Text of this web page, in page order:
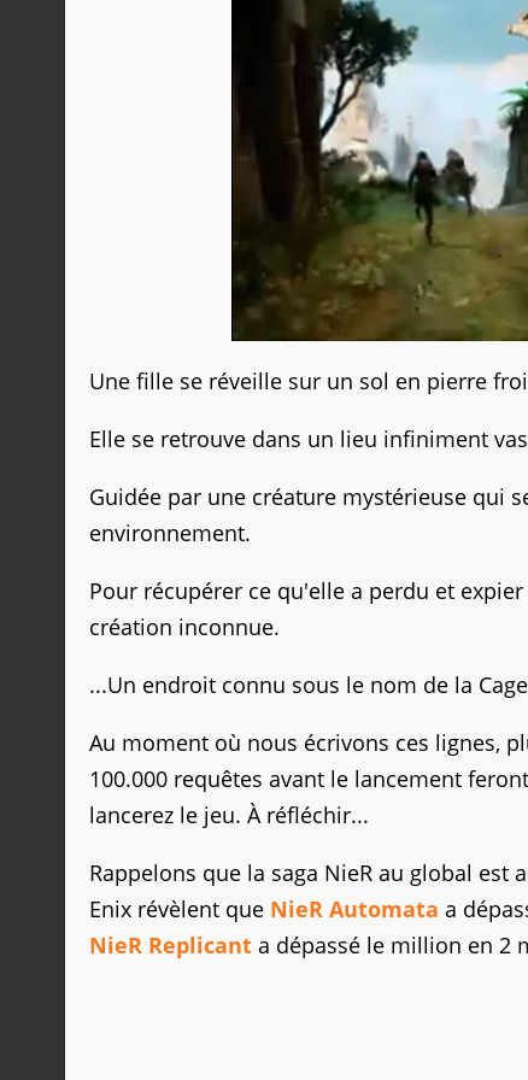
Une fille se réveille sur un sol en pierre
Elle se retrouve dans un lieu infiniment
Guidée par une créature mystérieuse qui
environnement.
Pour récupérer ce qu'elle a perdu et
création inconnue.
...Un endroit connu sous le nom de la
Au moment où nous écrivons ces lignes,
100.000 requêtes avant le lancement
lancerez le jeu. À réfléchir...
Rappelons que la saga NieR au global
Enix révèlent que NieR Automata a
NieR Replicant a dépassé le million en 2